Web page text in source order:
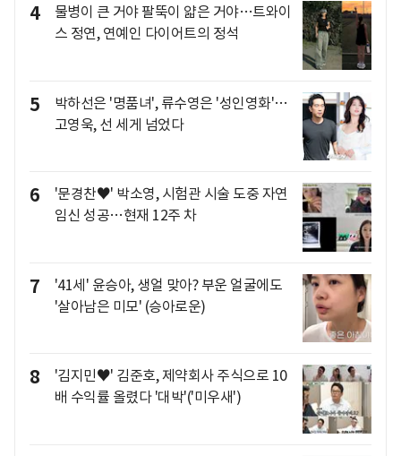
4
물병이 큰 거야 팔뚝이 얇은 거야…트와이
스 정연, 연예인 다이어트의 정석
5
박하선은 '명품녀', 류수영은 '성인영화'…
고영욱, 선 세게 넘었다
6
'문경찬♥' 박소영, 시험관 시술 도중 자연
임신 성공…현재 12주 차
7
'41세' 윤승아, 생얼 맞아? 부운 얼굴에도
'살아남은 미모' (승아로운)
8
'김지민♥' 김준호, 제약회사 주식으로 10
배 수익률 올렸다 '대박'('미우새')